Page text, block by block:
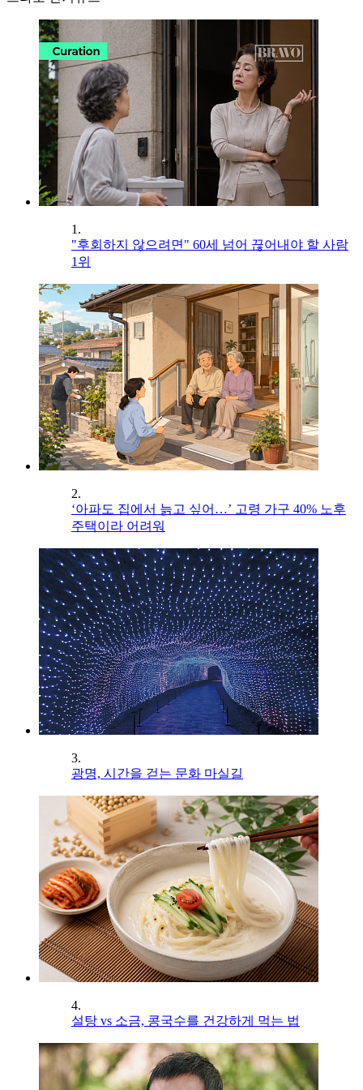
1.
"후회하지 않으려면" 60세 넘어 끊어내야 할 사람
1위
2.
‘아파도 집에서 늙고 싶어…’ 고령 가구 40% 노후
주택이라 어려워
3.
광명, 시간을 걷는 문화 마실길
4.
설탕 vs 소금, 콩국수를 건강하게 먹는 법